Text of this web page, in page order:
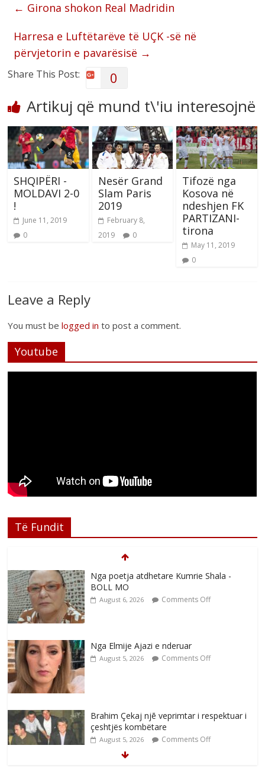
← Girona shokon Real Madridin
Harresa e Luftëtarëve të UÇK -së në
përvjetorin e pavarësisë →
Share This Post: 0
Artikuj që mund t\'iu interesojnë
SHQIPËRI -
MOLDAVI 2-0
!
June 11, 2019
0
Nesër Grand
Slam Paris
2019
February 8,
2019
0
Tifozë nga
Kosova në
ndeshjen FK
PARTIZANI-
tirona
May 11, 2019
0
Leave a Reply
You must belogged in to post a comment.
Youtube
Të Fundit
Nga poetja atdhetare Kumrie Shala -
BOLL MO
August 6, 2026 Comments Off
Nga Elmije Ajazi e nderuar
August 5, 2026 Comments Off
Brahim Çekaj njē veprimtar i respektuar i
çeshtjës kombëtare
August 5, 2026 Comments Off